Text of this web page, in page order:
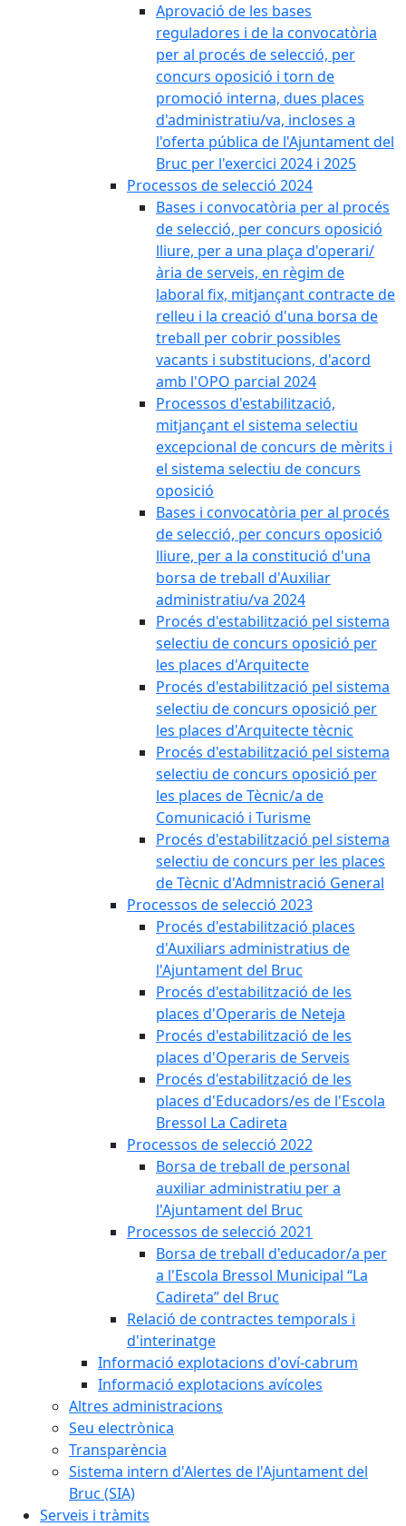
Aprovació de les bases
reguladores i de la convocatòria
per al procés de selecció, per
concurs oposició i torn de
promoció interna, dues places
d'administratiu/va, incloses a
l'oferta pública de l'Ajuntament del
Bruc per l'exercici 2024 i 2025
Processos de selecció 2024
Bases i convocatòria per al procés
de selecció, per concurs oposició
lliure, per a una plaça d'operari/
ària de serveis, en règim de
laboral fix, mitjançant contracte de
relleu i la creació d'una borsa de
treball per cobrir possibles
vacants i substitucions, d'acord
amb l'OPO parcial 2024
Processos d'estabilització,
mitjançant el sistema selectiu
excepcional de concurs de mèrits i
el sistema selectiu de concurs
oposició
Bases i convocatòria per al procés
de selecció, per concurs oposició
lliure, per a la constitució d'una
borsa de treball d'Auxiliar
administratiu/va 2024
Procés d'estabilització pel sistema
selectiu de concurs oposició per
les places d'Arquitecte
Procés d'estabilització pel sistema
selectiu de concurs oposició per
les places d'Arquitecte tècnic
Procés d'estabilització pel sistema
selectiu de concurs oposició per
les places de Tècnic/a de
Comunicació i Turisme
Procés d'estabilització pel sistema
selectiu de concurs per les places
de Tècnic d'Admnistració General
Processos de selecció 2023
Procés d'estabilització places
d'Auxiliars administratius de
l'Ajuntament del Bruc
Procés d'estabilització de les
places d'Operaris de Neteja
Procés d'estabilització de les
places d'Operaris de Serveis
Procés d'estabilització de les
places d'Educadors/es de l'Escola
Bressol La Cadireta
Processos de selecció 2022
Borsa de treball de personal
auxiliar administratiu per a
l'Ajuntament del Bruc
Processos de selecció 2021
Borsa de treball d'educador/a per
a l'Escola Bressol Municipal “La
Cadireta” del Bruc
Relació de contractes temporals i
d'interinatge
Informació explotacions d'oví-cabrum
Informació explotacions avícoles
Altres administracions
Seu electrònica
Transparència
Sistema intern d'Alertes de l'Ajuntament del
Bruc (SIA)
Serveis i tràmits